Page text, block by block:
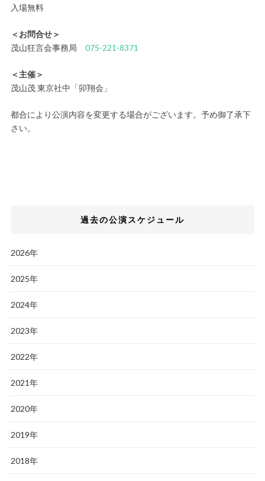
入場無料
＜お問合せ＞
茂山狂言会事務局 075-221-8371
＜主催＞
茂山茂 東京社中「卯翔会」
都合により公演内容を変更する場合がございます。予め御了承下
さい。
過去の公演スケジュール
2026年
2025年
2024年
2023年
2022年
2021年
2020年
2019年
2018年